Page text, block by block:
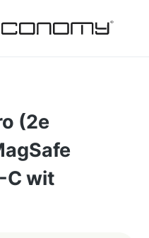
bevat 0 artikelen.
(2e
C wit